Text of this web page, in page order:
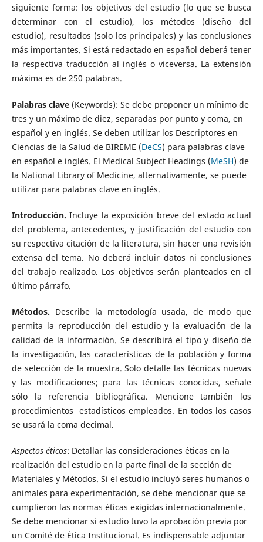
siguiente forma: los objetivos del estudio (lo que se busca
determinar con el estudio), los métodos (diseño del
estudio), resultados (solo los principales) y las conclusiones
más importantes. Si está redactado en español deberá tener
la respectiva traducción al inglés o viceversa. La extensión
máxima es de 250 palabras.
Palabras clave(Keywords): Se debe proponer un mínimo de
tres y un máximo de diez, separadas por punto y coma, en
español y en inglés. Se deben utilizar los Descriptores en
Ciencias de la Salud de BIREME (DeCS) para palabras clave
en español e inglés. El Medical Subject Headings (MeSH) de
la National Library of Medicine, alternativamente, se puede
utilizar para palabras clave en inglés.
Introducción. Incluye la exposición breve del estado actual
del problema, antecedentes, y justificación del estudio con
su respectiva citación de la literatura, sin hacer una revisión
extensa del tema. No deberá incluir datos ni conclusiones
del trabajo realizado. Los objetivos serán planteados en el
último párrafo.
Métodos. Describe la metodología usada, de modo que
permita la reproducción del estudio y la evaluación de la
calidad de la información. Se describirá el tipo y diseño de
la investigación, las características de la población y forma
de selección de la muestra. Solo detalle las técnicas nuevas
y las modificaciones; para las técnicas conocidas, señale
sólo la referencia bibliográfica. Mencione también los
procedimientos estadísticos empleados. En todos los casos
se usará la coma decimal.
Aspectos éticos: Detallar las consideraciones éticas en la
realización del estudio en la parte final de la sección de
Materiales y Métodos. Si el estudio incluyó seres humanos o
animales para experimentación, se debe mencionar que se
cumplieron las normas éticas exigidas internacionalmente.
Se debe mencionar si estudio tuvo la aprobación previa por
un Comité de Ética Institucional. Es indispensable adjuntar